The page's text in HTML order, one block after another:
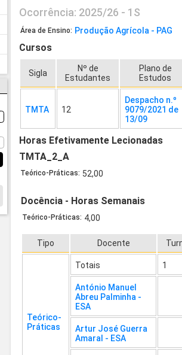
Ocorrência: 2025/26 - 1S
Área de Ensino: Produção Agrícola - PAG
Cursos
Sigla
Nº de
Estudantes
Plano de
Estudos
TMTA 12
Despacho n.º
9079/2021 de
13/09
Horas Efetivamente Lecionadas
TMTA_2_A
Teórico-Práticas: 52,00
Docência - Horas Semanais
Teórico-Práticas: 4,00
Tipo Docente
Teórico-
Práticas
Totais 1
António Manuel
Abreu Palminha -
ESA
Artur José Guerra
Amaral - ESA